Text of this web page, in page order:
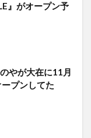
』がオープン予
やが大在に11月
プンしてた